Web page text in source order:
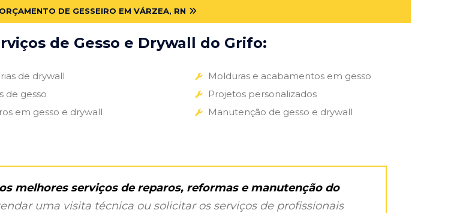
DE GESSEIRO EM VÁRZEA, RN
de Gesso e Drywall do Grifo:
de drywall
de gesso
em gesso e drywall
Molduras e acabamentos em gesso
Projetos personalizados
Manutenção de gesso e drywall
os melhores serviços de reparos, reformas e manutenção do
uma visita técnica ou solicitar os serviços de profissionais